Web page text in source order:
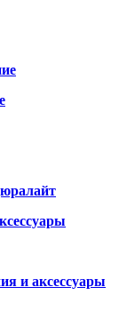
и аксессуары